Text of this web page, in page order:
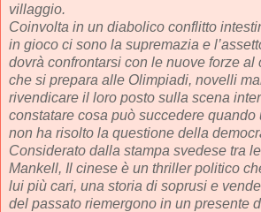
villaggio.
Coinvolta in un diabolico conflitto
in gioco ci sono la supremazia e
dovrà confrontarsi con le nuove forze al
che si prepara alle Olimpiadi, novelli
rivendicare il loro posto sulla scena
constatare cosa può succedere quando
non ha risolto la questione della
Considerato dalla stampa svedese tra
Mankell, Il cinese è un thriller politico
lui più cari, una storia di soprusi e
del passato riemergono in un presente